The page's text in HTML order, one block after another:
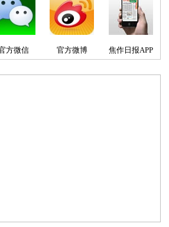
方微信 官方微博 焦作日报APP